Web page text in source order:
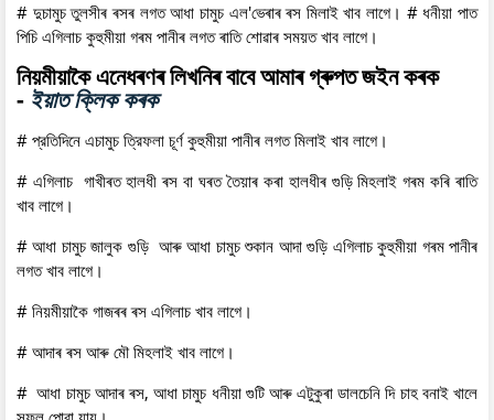
# দুচামুচ তুলসীৰ ৰসৰ লগত আধা চামুচ এল'ভেৰাৰ ৰস মিলাই খাব লাগে। # ধনীয়া পাত
পিচি এগিলাচ কুহুমীয়া গৰম পানীৰ লগত ৰাতি শোৱাৰ সময়ত খাব লাগে।
নিয়মীয়াকৈ এনেধৰণৰ লিখনিৰ বাবে আমাৰ গ্ৰুপত জইন কৰক
- ইয়াত ক্লিক কৰক
# প্রতিদিনে এচামুচ ত্রিফলা চূৰ্ণ কুহুমীয়া পানীৰ লগত মিলাই খাব লাগে।
# এগিলাচ গাখীৰত হালধী ৰস বা ঘৰত তৈয়াৰ কৰা হালধীৰ গুড়ি মিহলাই গৰম কৰি ৰাতি
খাব লাগে।
# আধা চামুচ জালুক গুড়ি আৰু আধা চামুচ শুকান আদা গুড়ি এগিলাচ কুহুমীয়া গৰম পানীৰ
লগত খাব লাগে।
# নিয়মীয়াকৈ গাজৰৰ ৰস এগিলাচ খাব লাগে।
# আদাৰ ৰস আৰু মৌ মিহলাই খাব লাগে।
# আধা চামুচ আদাৰ ৰস, আধা চামুচ ধনীয়া গুটি আৰু এটুকুৰা ডালচেনি দি চাহ বনাই খালে